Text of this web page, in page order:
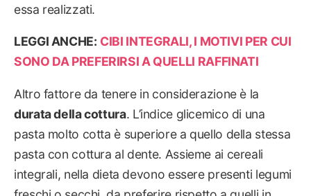
essa realizzati.
LEGGI ANCHE: CIBI INTEGRALI, I MOTIVI PER CUI
SONO DA PREFERIRSI A QUELLI RAFFINATI
Altro fattore da tenere in considerazione è la
durata della cottura. L’indice glicemico di una
pasta molto cotta è superiore a quello della stessa
pasta con cottura al dente. Assieme ai cereali
integrali, nella dieta devono essere presenti legumi